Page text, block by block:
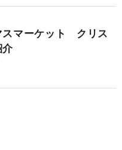
スマーケット クリス
介